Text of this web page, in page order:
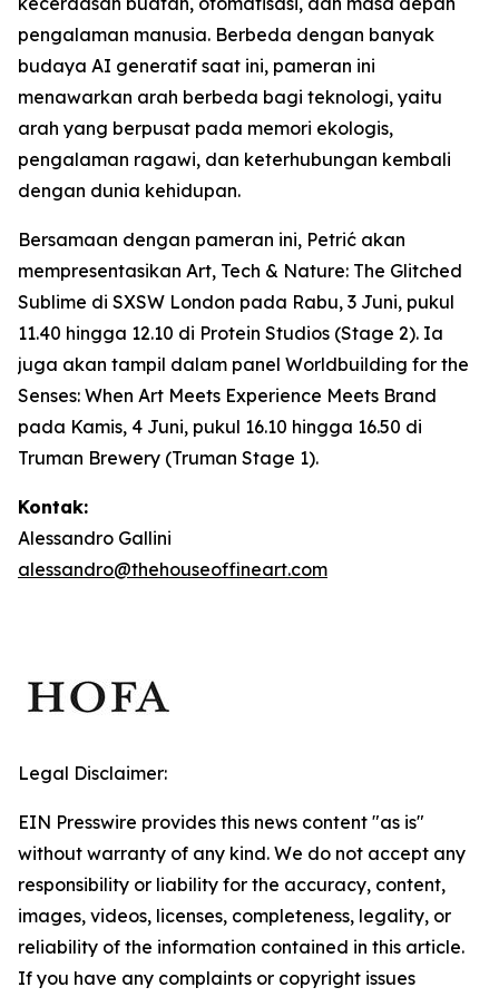
pengalaman manusia. Berbeda dengan banyak
budaya AI generatif saat ini, pameran ini
menawarkan arah berbeda bagi teknologi, yaitu
arah yang berpusat pada memori ekologis,
pengalaman ragawi, dan keterhubungan kembali
dengan dunia kehidupan.
Bersamaan dengan pameran ini, Petrić akan
mempresentasikan Art, Tech & Nature: The Glitched
Sublime di SXSW London pada Rabu, 3 Juni, pukul
11.40 hingga 12.10 di Protein Studios (Stage 2). Ia
juga akan tampil dalam panel Worldbuilding for the
Senses: When Art Meets Experience Meets Brand
pada Kamis, 4 Juni, pukul 16.10 hingga 16.50 di
Truman Brewery (Truman Stage 1).
Kontak:
Alessandro Gallini
alessandro@thehouseoffineart.com
Legal Disclaimer:
EIN Presswire provides this news content "as is"
without warranty of any kind. We do not accept any
responsibility or liability for the accuracy, content,
images, videos, licenses, completeness, legality, or
reliability of the information contained in this article.
If you have any complaints or copyright issues